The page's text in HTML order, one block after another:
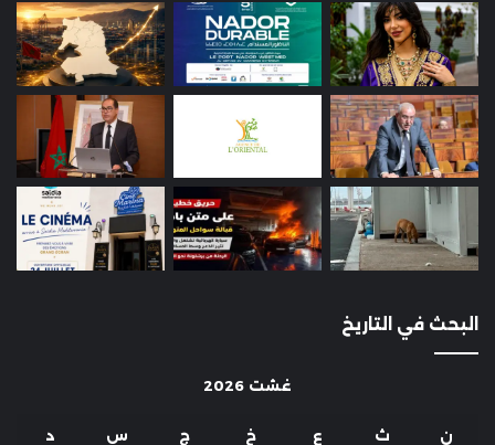
البحث في التاريخ
غشت 2026
ن ث ع خ ج س د